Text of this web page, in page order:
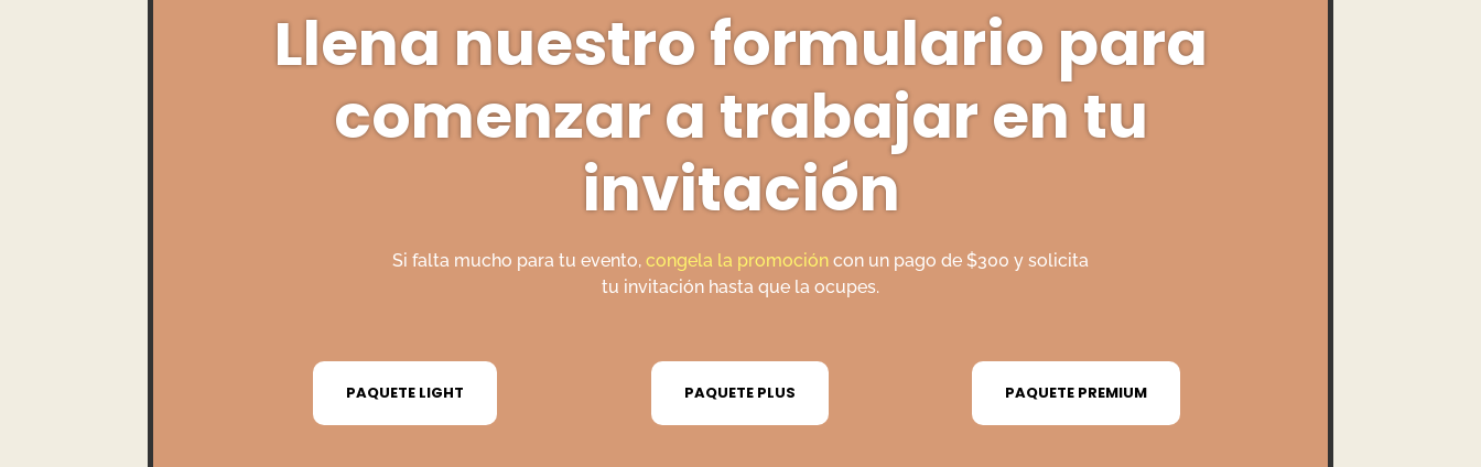
Llena nuestro formulario para
comenzar a trabajar en tu
invitación
Si falta mucho para tu evento, congela la promoción con un pago de $300 y solicita
tu invitación hasta que la ocupes.
PAQUETE LIGHT PAQUETE PLUS PAQUETE PREMIUM